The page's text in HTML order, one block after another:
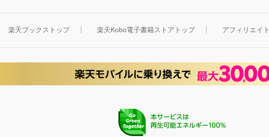
楽天ブックストップ 楽天Kobo電子書籍ストアトップ アフィリエイト